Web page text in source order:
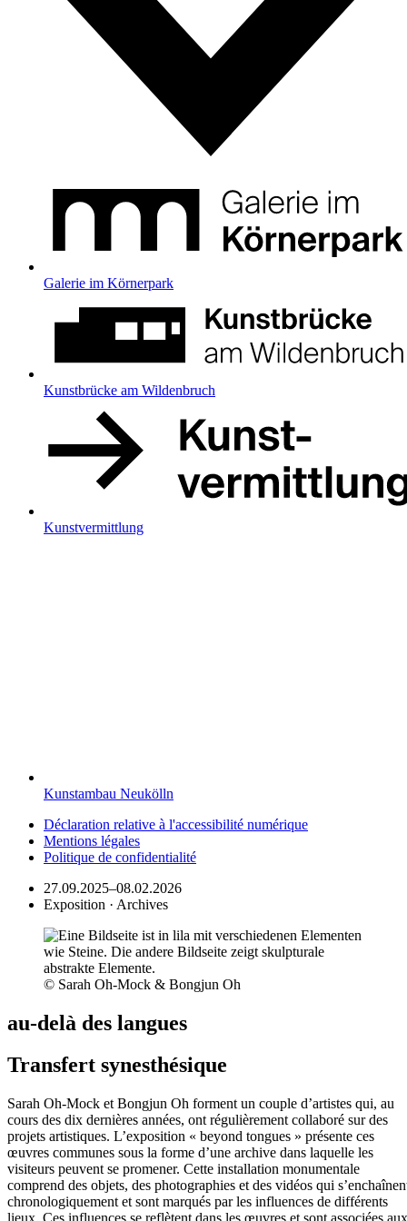
Galerie im Körnerpark
Kunstbrücke am Wildenbruch
Kunstvermittlung
Kunstambau Neukölln
Déclaration relative à l'accessibilité numérique
Mentions légales
Politique de confidentialité
27.09.2025–08.02.2026
Exposition · Archives
© Sarah Oh-Mock & Bongjun Oh
au-delà des langues
Transfert synesthésique
Sarah Oh-Mock et Bongjun Oh forment un couple d’artistes qui, au
cours des dix dernières années, ont régulièrement collaboré sur des
projets artistiques. L’exposition « beyond tongues » présente ces
œuvres communes sous la forme d’une archive dans laquelle les
visiteurs peuvent se promener. Cette installation monumentale
comprend des objets, des photographies et des vidéos qui
chronologiquement et sont marqués par les influences de différents